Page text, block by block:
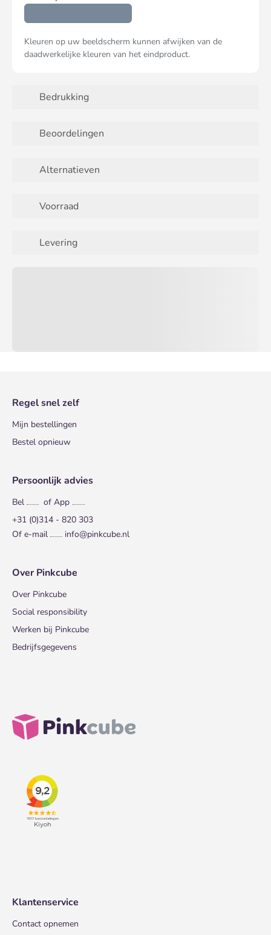
Kleuren op uw beeldscherm kunnen afwijken van de
daadwerkelijke kleuren van het eindproduct.
Bedrukking
Beoordelingen
Alternatieven
Voorraad
Levering
Regel snel zelf
Mijn bestellingen
Bestel opnieuw
Persoonlijk advies
Bel
of App
+31 (0)314 - 820 303
Of e-mail
info@pinkcube.nl
Over Pinkcube
Over Pinkcube
Social responsibility
Werken bij Pinkcube
Bedrijfsgegevens
Klantenservice
Contact opnemen